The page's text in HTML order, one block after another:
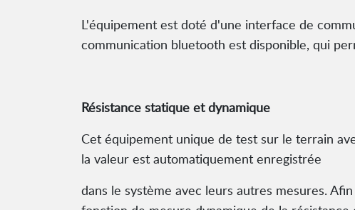
L'équipement est doté d'une interface de
communication bluetooth est disponible, qui
Résistance statique et dynamique
Cet équipement unique de test sur le terrain
la valeur est automatiquement enregistrée
dans le système avec leurs autres mesures.